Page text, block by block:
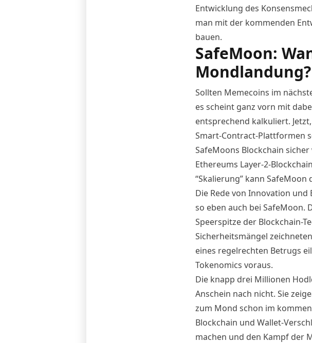
Entwicklung des
man mit der kommenden
bauen.
SafeMoon:
Mondlandung?
Sollten Memecoins im
es scheint ganz vorn mit
entsprechend kalkuliert.
Smart-Contract-Plattformen
SafeMoons Blockchain
Ethereums Layer-2-
“Skalierung” kann
Die Rede von Innovation
so eben auch bei SafeMoon.
Speerspitze der Blockchain-
Sicherheitsmängel
eines regelrechten Betrugs
Tokenomics voraus.
Die knapp drei Millionen
Anschein nach nicht. Sie
zum Mond schon im
Blockchain und Wallet-
machen und den Kampf der